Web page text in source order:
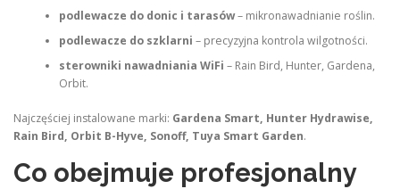
podlewacze do donic i tarasów– mikronawadnianie roślin.
podlewacze do szklarni – precyzyjna kontrola wilgotności.
sterowniki nawadniania WiFi – Rain Bird, Hunter, Gardena,
Orbit.
Najczęściej instalowane marki: Gardena Smart, Hunter Hydrawise,
Rain Bird, Orbit B-Hyve, Sonoff, Tuya Smart Garden.
Co obejmuje profesjonalny